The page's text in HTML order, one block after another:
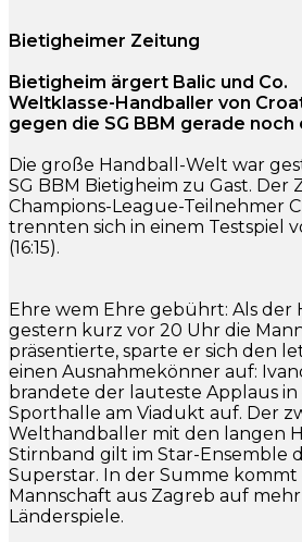
Bietigheimer Zeitung
Bietigheim ärgert Balic und Co.
Weltklasse-Handballer von
gegen die SG BBM gerade noch
Die große Handball-Welt war
SG BBM Bietigheim zu Gast.
Champions-League-Teilnehmer
trennten sich in einem Testspiel
(16:15).
Ehre wem Ehre gebührt: Als der
gestern kurz vor 20 Uhr die
präsentierte, sparte er sich den
einen Ausnahmekönner auf:
brandete der lauteste Applaus
Sporthalle am Viadukt auf. Der
Welthandballer mit den langen
Stirnband gilt im Star-Ensemble
Superstar. In der Summe
Mannschaft aus Zagreb auf mehr
Länderspiele.